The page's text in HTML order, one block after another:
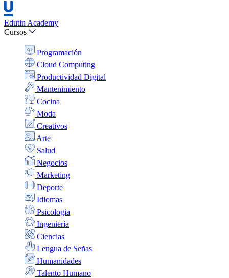
Edutin Academy
Cursos
Programación
Cloud Computing
Productividad Digital
Mantenimiento
Cocina
Moda
Creativos
Arte
Salud
Negocios
Marketing
Deporte
Idiomas
Psicologia
Ingeniería
Ciencias
Lengua de Señas
Humanidades
Talento Humano